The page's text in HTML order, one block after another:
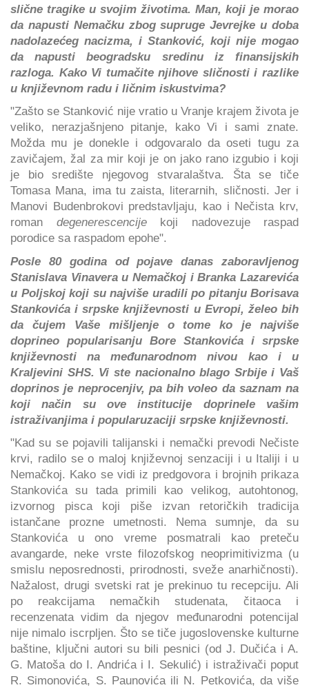
slične tragike u svojim životima. Man, koji je morao
da napusti Nemačku zbog supruge Jevrejke u doba
nadolazećeg nacizma, i Stanković, koji nije mogao
da napusti beogradsku sredinu iz finansijskih
razloga. Kako Vi tumačite njihove sličnosti i razlike
u književnom radu i ličnim iskustvima?
"Zašto se Stanković nije vratio u Vranje krajem života je
veliko, nerazjašnjeno pitanje, kako Vi i sami znate.
Možda mu je donekle i odgovaralo da oseti tugu za
zavičajem, žal za mir koji je on jako rano izgubio i koji
je bio središte njegovog stvaralaštva. Šta se tiče
Tomasa Mana, ima tu zaista, literarnih, sličnosti. Jer i
Manovi Budenbrokovi predstavljaju, kao i Nečista krv,
roman degenerescencijekoji nadovezuje raspad
porodice sa raspadom epohe".
Posle 80 godina od pojave danas zaboravljenog
Stanislava Vinavera u Nemačkoj i Branka Lazarevića
u Poljskoj koji su najviše uradili po pitanju Borisava
Stankovića i srpske književnosti u Evropi, želeo bih
da čujem Vaše mišljenje o tome ko je najviše
doprineo popularisanju Bore Stankovića i srpske
književnosti na međunarodnom nivou kao i u
Kraljevini SHS. Vi ste nacionalno blago Srbije i Vaš
doprinos je neprocenjiv, pa bih voleo da saznam na
koji način su ove institucije doprinele vašim
istraživanjima i popularuzaciji srpske književnosti.
"Kad su se pojavili talijanski i nemački prevodi Nečiste
krvi, radilo se o maloj književnoj senzaciji i u Italiji i u
Nemačkoj. Kako se vidi iz predgovora i brojnih prikaza
Stankovića su tada primili kao velikog, autohtonog,
izvornog pisca koji piše izvan retoričkih tradicija
istančane prozne umetnosti. Nema sumnje, da su
Stankovića u ono vreme posmatrali kao preteču
avangarde, neke vrste filozofskog neoprimitivizma (u
smislu neposrednosti, prirodnosti, sveže anarhičnosti).
Nažalost, drugi svetski rat je prekinuo tu recepciju. Ali
po reakcijama nemačkih studenata, čitaoca i
recenzenata vidim da njegov međunarodni potencijal
nije nimalo iscrpljen. Što se tiče jugoslovenske kulturne
baštine, ključni autori su bili pesnici (od J. Dučića i A.
G. Matoša do I. Andrića i I. Sekulić) i istraživači poput
R. Simonovića, S. Paunovića ili N. Petkovića, da više